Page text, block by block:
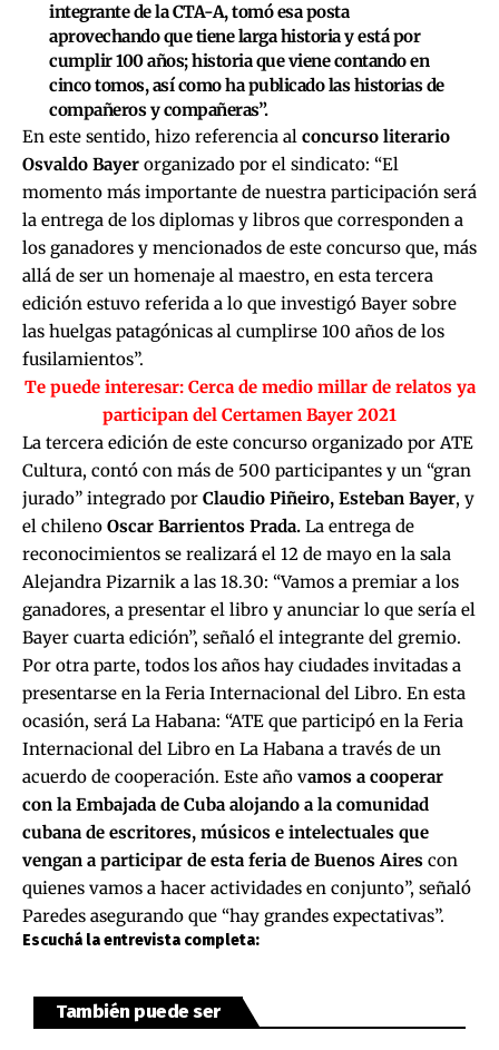
integrante de la CTA-A, tomó esa posta
aprovechando que tiene larga historia y está por
cumplir 100 años; historia que viene contando en
cinco tomos, así como ha publicado las historias de
compañeros y compañeras”.
En este sentido, hizo referencia al concurso literario
Osvaldo Bayer organizado por el sindicato: “El
momento más importante de nuestra participación será
la entrega de los diplomas y libros que corresponden a
los ganadores y mencionados de este concurso que, más
allá de ser un homenaje al maestro, en esta tercera
edición estuvo referida a lo que investigó Bayer sobre
las huelgas patagónicas al cumplirse 100 años de los
fusilamientos”.
Te puede interesar: Cerca de medio millar de relatos ya
participan del Certamen Bayer 2021
La tercera edición de este concurso organizado por ATE
Cultura, contó con más de 500 participantes y un “gran
jurado” integrado por Claudio Piñeiro, Esteban Bayer, y
el chileno Oscar Barrientos Prada. La entrega de
reconocimientos se realizará el 12 de mayo en la sala
Alejandra Pizarnik a las 18.30: “Vamos a premiar a los
ganadores, a presentar el libro y anunciar lo que sería el
Bayer cuarta edición”, señaló el integrante del gremio.
Por otra parte, todos los años hay ciudades invitadas a
presentarse en la Feria Internacional del Libro. En esta
ocasión, será La Habana: “ATE que participó en la Feria
Internacional del Libro en La Habana a través de un
acuerdo de cooperación. Este año vamos a cooperar
con la Embajada de Cuba alojando a la comunidad
cubana de escritores, músicos e intelectuales que
vengan a participar de esta feria de Buenos Aires con
quienes vamos a hacer actividades en conjunto”, señaló
Paredes asegurando que “hay grandes expectativas”.
Escuchá la entrevista completa:
También puede ser